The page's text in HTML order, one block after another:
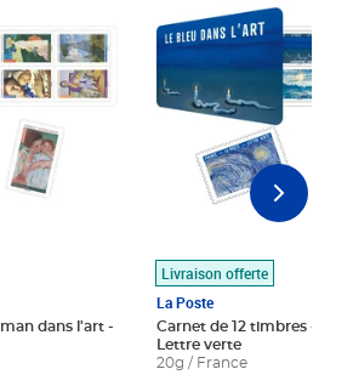
dans l'art -
Livraison offerte
La Poste
Carnet de 12 timbres - Le
Lettre verte
20g / France